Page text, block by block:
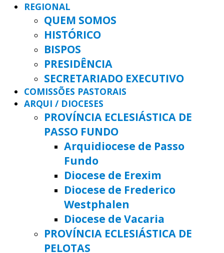
REGIONAL
QUEM SOMOS
HISTÓRICO
BISPOS
PRESIDÊNCIA
SECRETARIADO EXECUTIVO
COMISSÕES PASTORAIS
ARQUI / DIOCESES
PROVÍNCIA ECLESIÁSTICA DE
PASSO FUNDO
Arquidiocese de Passo
Fundo
Diocese de Erexim
Diocese de Frederico
Westphalen
Diocese de Vacaria
PROVÍNCIA ECLESIÁSTICA DE
PELOTAS